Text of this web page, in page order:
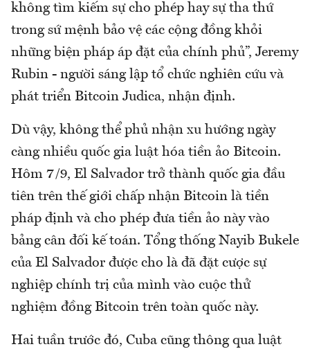
không tìm kiếm sự cho phép hay sự tha thứ
trong sứ mệnh bảo vệ các cộng đồng khỏi
những biện pháp áp đặt của chính phủ”, Jeremy
Rubin - người sáng lập tổ chức nghiên cứu và
phát triển Bitcoin Judica, nhận định.
Dù vậy, không thể phủ nhận xu hướng ngày
càng nhiều quốc gia luật hóa tiền ảo Bitcoin.
Hôm 7/9, El Salvador trở thành quốc gia đầu
tiên trên thế giới chấp nhận Bitcoin là tiền
pháp định và cho phép đưa tiền ảo này vào
bảng cân đối kế toán. Tổng thống Nayib Bukele
của El Salvador được cho là đã đặt cược sự
nghiệp chính trị của mình vào cuộc thử
nghiệm đồng Bitcoin trên toàn quốc này.
Hai tuần trước đó, Cuba cũng thông qua luật